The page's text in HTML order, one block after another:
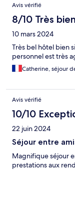
Avis vérifié
8/10 Très bien
10 mars 2024
Très bel hôtel bien
personnel est très
Catherine, séjour
Avis vérifié
10/10
22 juin 2024
Séjour entre
Magnifique séjour
prestations aux